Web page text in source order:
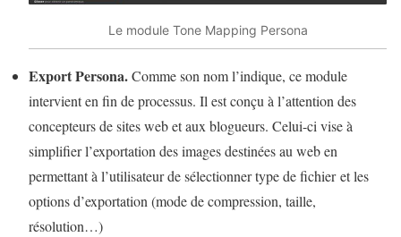
Le module Tone Mapping Persona
Export Persona.Comme son nom l’indique, ce module
intervient en fin de processus. Il est conçu à l’attention des
concepteurs de sites web et aux blogueurs. Celui-ci vise à
simplifier l’exportation des images destinées au web en
permettant à l’utilisateur de sélectionner type de fichier et les
options d’exportation (mode de compression, taille,
résolution…)